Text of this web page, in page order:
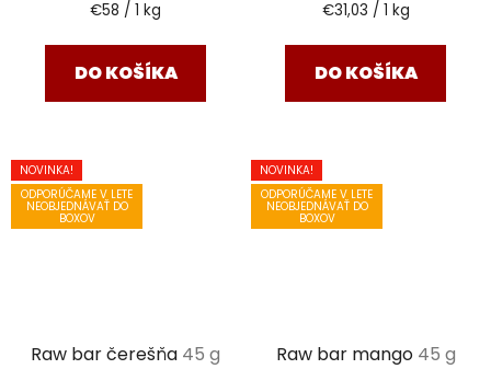
Jednotková
€58 / 1 kg
DO KOŠÍKA
Jednotková
€31,03 / 1 kg
DO KOŠÍKA
NOVINKA!
ODPORÚČAME V LETE
NEOBJEDNÁVAŤ DO
BOXOV
Raw bar čerešňa 45 g
NOVINKA!
ODPORÚČAME V LETE
NEOBJEDNÁVAŤ DO
BOXOV
Raw bar mango 45 g